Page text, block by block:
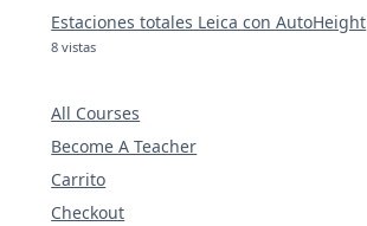
Estaciones totales Leica con AutoHeight
8 vistas
All Courses
Become A Teacher
Carrito
Checkout